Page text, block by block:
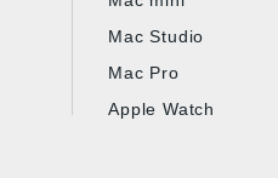
Mac Studio
Mac Pro
Apple Watch